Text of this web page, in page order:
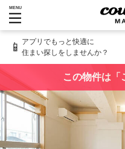
MENU
📱 アプリでもっと快適に
住まい探しをしませんか？
この物件は「